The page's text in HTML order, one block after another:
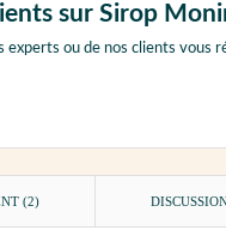
sur Sirop
experts ou de nos clients vous
(2)